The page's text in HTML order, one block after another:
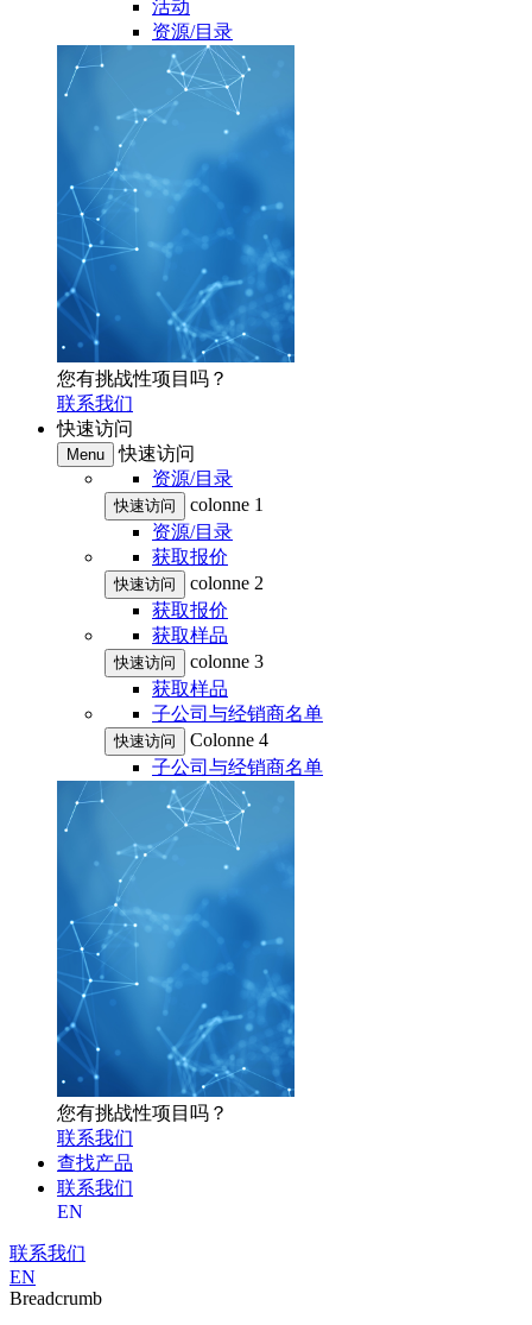
活动
资源/目录
您有挑战性项目吗？
联系我们
快速访问
Menu
快速访问
资源/目录
快速访问
colonne 1
资源/目录
获取报价
快速访问
colonne 2
获取报价
获取样品
快速访问
colonne 3
获取样品
子公司与经销商名单
快速访问
Colonne 4
子公司与经销商名单
您有挑战性项目吗？
联系我们
查找产品
联系我们
EN
联系我们
EN
Breadcrumb